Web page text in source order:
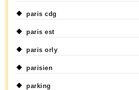
paris cdg
paris est
paris orly
parisien
parking